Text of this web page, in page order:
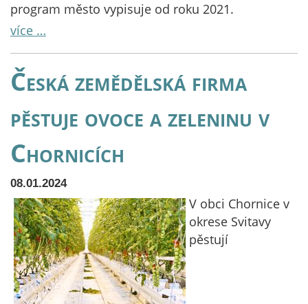
program město vypisuje od roku 2021.
více …
Česká zemědělská firma
pěstuje ovoce a zeleninu v
Chornicích
08.01.2024
V obci Chornice v
okrese Svitavy
pěstují